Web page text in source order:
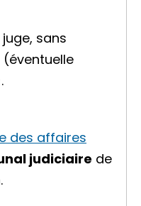
sans
(éventuelle
des affaires
judiciaire de